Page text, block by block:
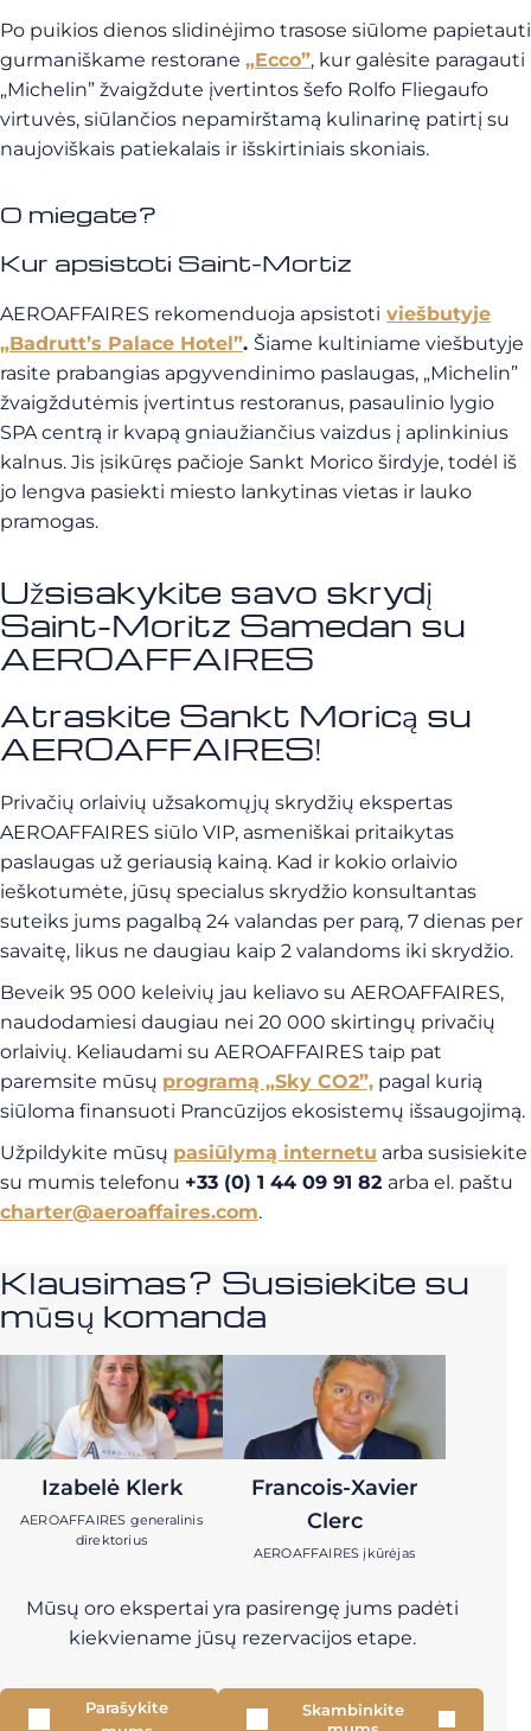
Po puikios dienos slidinėjimo trasose siūlome papietauti
gurmaniškame restorane „Ecco”, kur galėsite paragauti
„Michelin” žvaigždute įvertintos šefo Rolfo Fliegaufo
virtuvės, siūlančios nepamirštamą kulinarinę patirtį su
naujoviškais patiekalais ir išskirtiniais skoniais.
O miegate?
Kur apsistoti Saint-Mortiz
AEROAFFAIRES rekomenduoja apsistoti viešbutyje
„Badrutt’s Palace Hotel”. Šiame kultiniame viešbutyje
rasite prabangias apgyvendinimo paslaugas, „Michelin”
žvaigždutėmis įvertintus restoranus, pasaulinio lygio
SPA centrą ir kvapą gniaužiančius vaizdus į aplinkinius
kalnus. Jis įsikūręs pačioje Sankt Morico širdyje, todėl iš
jo lengva pasiekti miesto lankytinas vietas ir lauko
pramogas.
Užsisakykite savo skrydį
Saint-Moritz Samedan su
AEROAFFAIRES
Atraskite Sankt Moricą su
AEROAFFAIRES!
Privačių orlaivių užsakomųjų skrydžių ekspertas
AEROAFFAIRES siūlo VIP, asmeniškai pritaikytas
paslaugas už geriausią kainą. Kad ir kokio orlaivio
ieškotumėte, jūsų specialus skrydžio konsultantas
suteiks jums pagalbą 24 valandas per parą, 7 dienas per
savaitę, likus ne daugiau kaip 2 valandoms iki skrydžio.
Beveik 95 000 keleivių jau keliavo su AEROAFFAIRES,
naudodamiesi daugiau nei 20 000 skirtingų privačių
orlaivių. Keliaudami su AEROAFFAIRES taip pat
paremsite mūsų programą „Sky CO2”, pagal kurią
siūloma finansuoti Prancūzijos ekosistemų išsaugojimą.
Užpildykite mūsų pasiūlymą internetu arba susisiekite
su mumis telefonu +33 (0) 1 44 09 91 82 arba el. paštu
charter@aeroaffaires.com.
Klausimas? Susisiekite su
mūsų komanda
Izabelė Klerk
AEROAFFAIRES generalinis
direktorius
Francois-Xavier
Clerc
AEROAFFAIRES įkūrėjas
Mūsų oro ekspertai yra pasirengę jums padėti
kiekviename jūsų rezervacijos etape.
Parašykite
Skambinkite